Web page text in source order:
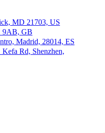
MD 21703, US
9AB, GB
Madrid, 28014, ES
Rd, Shenzhen,